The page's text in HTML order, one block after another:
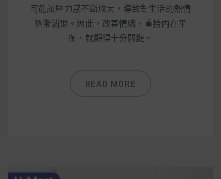
蔬食純素營養
可能讓壓力感不斷放大，導致對生活的熱情
逐漸消退。因此，改善情緒、重拾內在平
衡，就顯得十分關鍵。
READ MORE